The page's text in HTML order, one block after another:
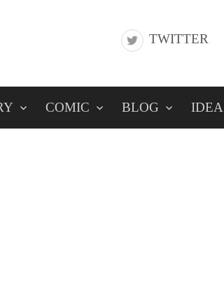
TWITTER
COMIC BLOG IDEA